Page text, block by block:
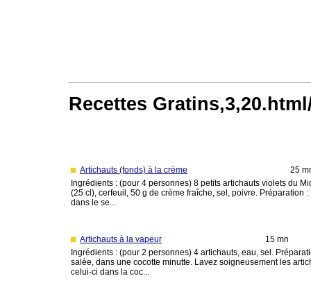
Recettes
Artichauts (fonds) à la crème
25
Ingrédients : (pour 4 personnes) 8 petits artichauts violets du
(25 cl), cerfeuil, 50 g de crème fraîche, sel, poivre. Préparation
dans le se...
Artichauts à la vapeur
15 mn
Ingrédients : (pour 2 personnes) 4 artichauts, eau, sel.
salée, dans une cocotte minutte. Lavez soigneusement les
celui-ci dans la coc...